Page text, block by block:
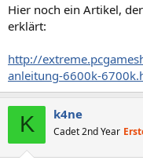
Hier noch ein Artikel,
erklärt:
http://
anleitung-6600k-
K k4ne
Cadet 2nd Year